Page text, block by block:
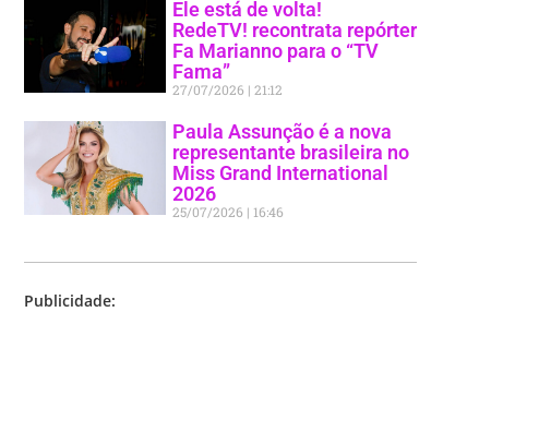
Ele está de volta!
RedeTV! recontrata repórter
Fa Marianno para o “TV
Fama”
27/07/2026 21:12
Paula Assunção é a nova
representante brasileira no
Miss Grand International
2026
25/07/2026 16:46
Publicidade: